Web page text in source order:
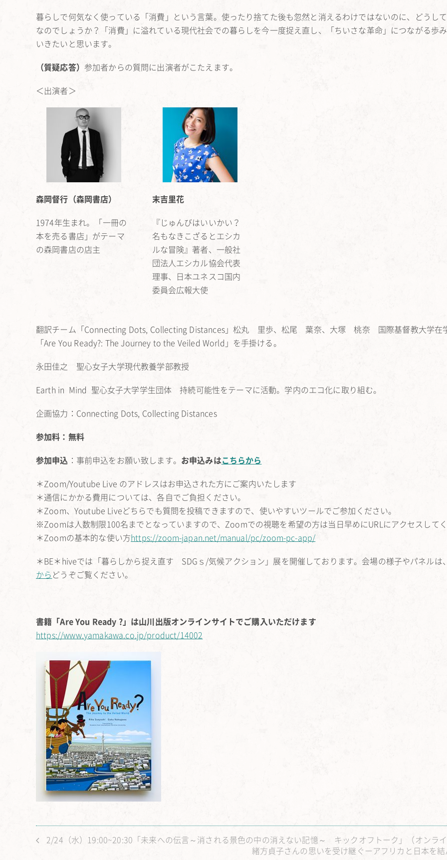
暮らしで何気なく使っている「消費」という言葉。使ったり捨てた後も忽然と消えるわけではないのに、どうし
なのでしょうか？「消費」に溢れている現代社会での暮らしを今一度捉え直し、「ちいさな革命」につながる歩
いきたいと思います。
（質疑応答） 参加者からの質問に出演者がこたえます。
＜出演者＞
森岡督行（森岡書店）
1974年生まれ。「一冊の
本を売る書店」がテーマ
の森岡書店の店主
末吉里花
『じゅんびはいいかい？
名もなきこざるとエシカ
ルな冒険』著者、一般社
団法人エシカル協会代表
理事、日本ユネスコ国内
委員会広報大使
翻訳チーム「Connecting Dots, Collecting Distances」松丸 里歩、松尾 葉奈、大塚 桃奈 国際基督教大学在
「Are You Ready?: The Journey to the Veiled World」を手掛ける。
永田佳之 聖心女子大学現代教養学部教授
Earth in Mind 聖心女子大学学生団体 持続可能性をテーマに活動。学内のエコ化に取り組む。
企画協力：Connecting Dots, Collecting Distances
参加料：無料
参加申込 ：事前申込をお願い致します。 お申込みはこちらから
＊Zoom/Youtube Live のアドレスはお申込された方にご案内いたします
＊通信にかかる費用については、各自でご負担ください。
＊Zoom、Youtube Liveどちらでも質問を投稿できますので、使いやすいツールでご参加ください。
※Zoomは人数制限100名までとなっていますので、Zoomでの視聴を希望の方は当日早めにURLにアクセスして
＊Zoomの基本的な使い方https://zoom-japan.net/manual/pc/zoom-pc-app/
＊BE＊hiveでは「暮らしから捉え直す SDGｓ/気候アクション」展を開催しております。会場の様子やパネルは
から どうぞご覧ください。
書籍「Are You Ready ?」は山川出版オンラインサイトでご購入いただけます
https://www.yamakawa.co.jp/product/14002
2/24（水）19:00~20:30「未来への伝言～消される景色の中の消えない記憶～ キックオフトーク」（オンラ
緒方貞子さんの思いを受け継ぐーアフリカと日本を